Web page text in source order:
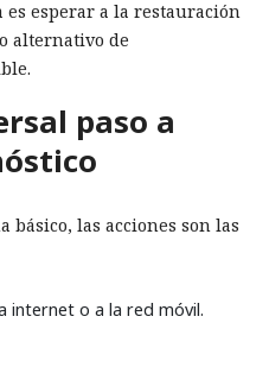
esperar a la restauración
alternativo de
paso a
básico, las acciones son las
internet o a la red móvil.